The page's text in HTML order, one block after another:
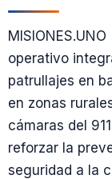
operativo
patrullajes en
en zonas
cámaras del
reforzar la
seguridad a la